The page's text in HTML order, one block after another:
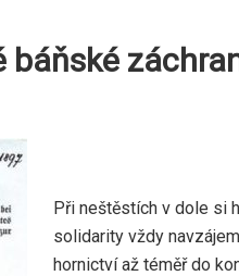
Při neštěstích v dole si
solidarity vždy
hornictví až téměř do